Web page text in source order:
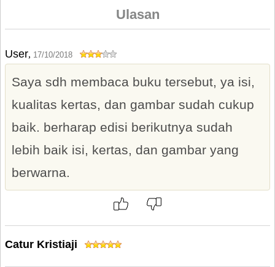
Ulasan
User, 17/10/2018
Saya sdh membaca buku tersebut, ya isi,
kualitas kertas, dan gambar sudah cukup
baik. berharap edisi berikutnya sudah
lebih baik isi, kertas, dan gambar yang
berwarna.
Catur Kristiaji